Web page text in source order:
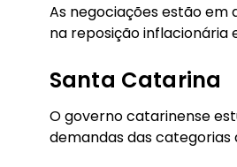
As negociações estão
na reposição inflacionária
Santa Catarina
O governo catarinense
demandas das categorias